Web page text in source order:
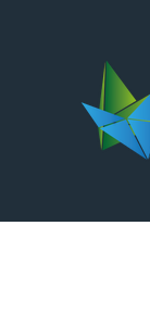
hoofdinhoud